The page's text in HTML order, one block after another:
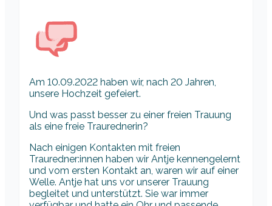
Am 10.09.2022 haben wir, nach 20 Jahren,
unsere Hochzeit gefeiert.
Und was passt besser zu einer freien Trauung
als eine freie Traurednerin?
Nach einigen Kontakten mit freien
Trauredner:innen haben wir Antje kennengelernt
und vom ersten Kontakt an, waren wir auf einer
Welle. Antje hat uns vor unserer Trauung
begleitet und unterstützt. Sie war immer